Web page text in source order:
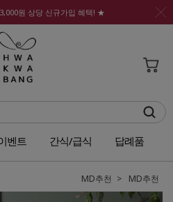
원 상당 신규가입 혜택! ★
벤트 간식/급식 답례품
MD추천 MD추천